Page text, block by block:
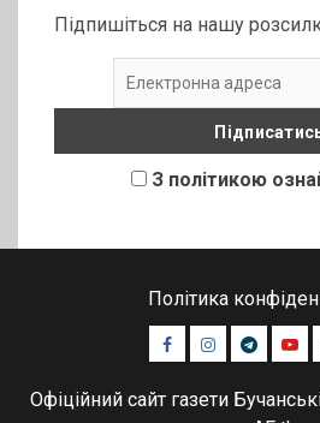
Підпишіться на нашу
З політикою
Політика
Facebook
Instagram
Telegram
Офіційний сайт газети